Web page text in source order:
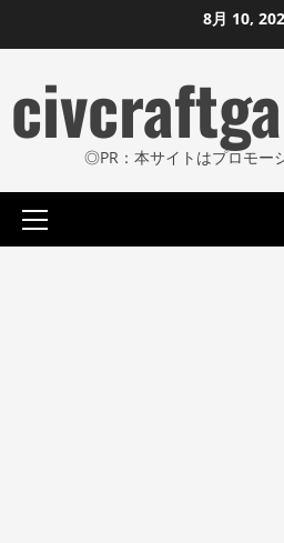
ン
ン
ツ
ス
ッ
8月 10,
◎PR：本サイトはプロモー
プ